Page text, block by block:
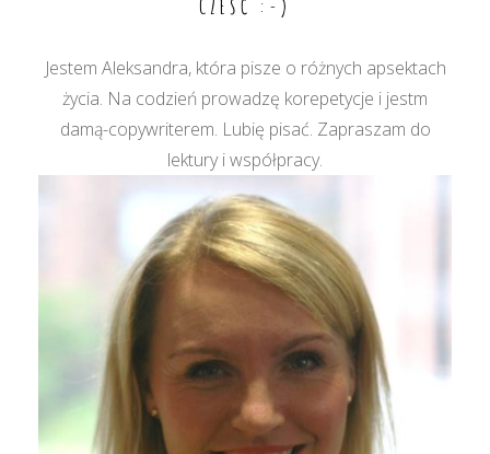
CZEŚĆ :-)
Jestem Aleksandra, która pisze o różnych apsektach
życia. Na codzień prowadzę korepetycje i jestm
damą-copywriterem. Lubię pisać. Zapraszam do
lektury i współpracy.